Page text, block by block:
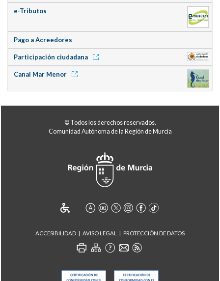
e-Tributos
Pago a Acreedores
Participación ciudadana
Canal Mar Menor
© Todos los derechos reservados.
Comunidad Autónoma de la Región de Murcia
ACCESIBILIDAD AVISO LEGAL PROTECCIÓN DE DATOS